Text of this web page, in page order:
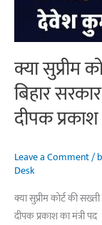
समीकरण
क्या सुप्रीम
बिहार
दीपक
Leave a Comment/
Desk
क्या सुप्रीम कोर्ट की
दीपक प्रकाश का मंत्री पद